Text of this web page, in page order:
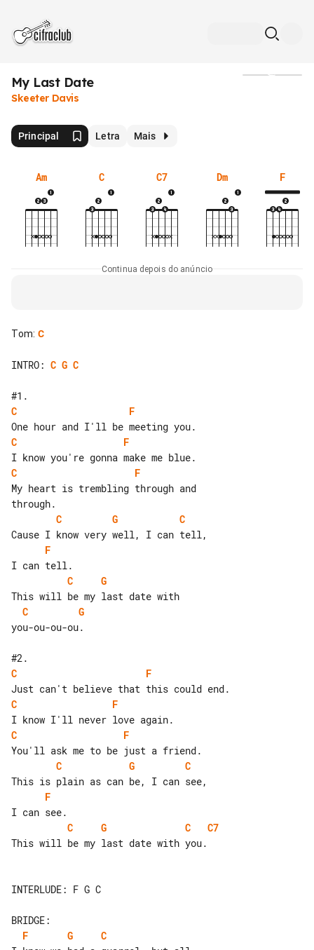
My Last Date
Skeeter Davis
Principal Letra Mais
Am C C7 Dm F
Continua depois do anúncio
Tom: C
INTRO: C G C
C
F
C
F
C
F
My heart is trembling through and
C
G
C
F
C
G
C
G
you-ou-ou-ou.
C
F
C
F
C
F
C
G
C
F
C
G C
C7
This will be my last date with you.
INTERLUDE: F G C
F
G
C